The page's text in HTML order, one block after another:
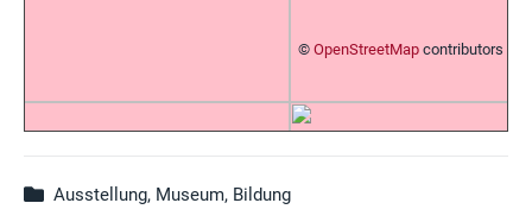
© OpenStreetMap contributors
Ausstellung, Museum, Bildung